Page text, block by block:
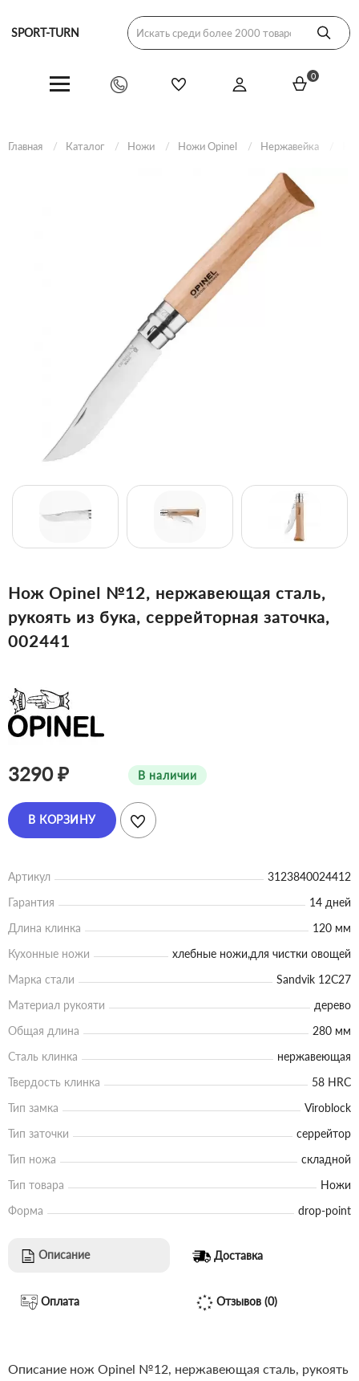
SPORT-TURN
0
Главная Каталог Ножи Ножи Opinel Нержавейка
Нож Opinel №12, нержавеющая сталь,
рукоять из бука, серрейторная заточка,
002441
3290 ₽ В наличии
В КОРЗИНУ
Артикул
3123840024412
Гарантия
14 дней
Длина клинка
120 мм
Кухонные ножи
хлебные ножи,для чистки овощей
Марка стали
Sandvik 12C27
Материал рукояти
дерево
Общая длина
280 мм
Сталь клинка
нержавеющая
Твердость клинка
58 HRC
Тип замка
Viroblock
Тип заточки
серрейтор
Тип ножа
складной
Тип товара
Ножи
Форма
drop-point
Описание Доставка
Оплата Отзывов (0)
Описание нож Opinel №12, нержавеющая сталь, рукоять